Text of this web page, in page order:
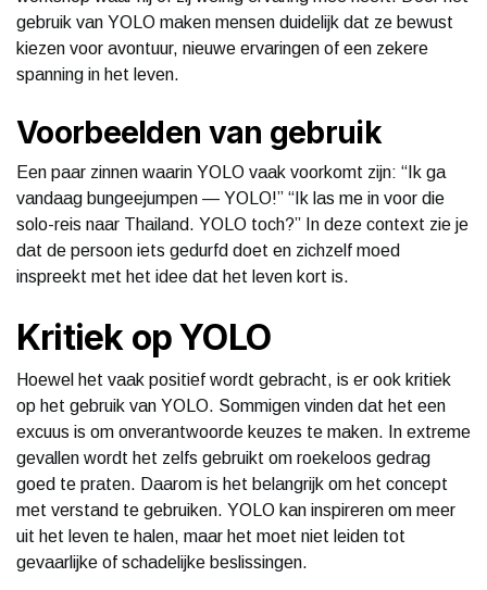
gebruik van YOLO maken mensen duidelijk dat ze bewust
kiezen voor avontuur, nieuwe ervaringen of een zekere
spanning in het leven.
Voorbeelden van gebruik
Een paar zinnen waarin YOLO vaak voorkomt zijn: “Ik ga
vandaag bungeejumpen — YOLO!” “Ik las me in voor die
solo-reis naar Thailand. YOLO toch?” In deze context zie je
dat de persoon iets gedurfd doet en zichzelf moed
inspreekt met het idee dat het leven kort is.
Kritiek op YOLO
Hoewel het vaak positief wordt gebracht, is er ook kritiek
op het gebruik van YOLO. Sommigen vinden dat het een
excuus is om onverantwoorde keuzes te maken. In extreme
gevallen wordt het zelfs gebruikt om roekeloos gedrag
goed te praten. Daarom is het belangrijk om het concept
met verstand te gebruiken. YOLO kan inspireren om meer
uit het leven te halen, maar het moet niet leiden tot
gevaarlijke of schadelijke beslissingen.